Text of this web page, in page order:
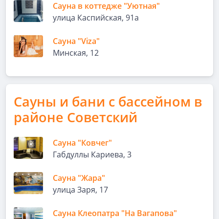
Сауна в коттедже "Уютная"
улица Каспийская, 91а
Сауна "Viza"
Минская, 12
Сауны и бани с бассейном в
районе Советский
Сауна "Ковчег"
Габдуллы Кариева, 3
Сауна "Жара"
улица Заря, 17
Сауна Клеопатра "На Вагапова"